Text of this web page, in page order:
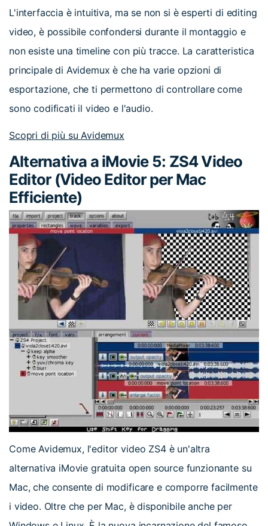
L'interfaccia è intuitiva, ma se non si è esperti di editing
video, è possibile confondersi durante il montaggio e
non esiste una timeline con più tracce. La caratteristica
principale di Avidemux è che ha varie opzioni di
esportazione, che ti permettono di controllare come
sono codificati il video e l'audio.
Scopri di più su Avidemux
Alternativa a iMovie 5: ZS4 Video
Editor (Video Editor per Mac
Efficiente)
Come Avidemux, l'editor video ZS4 è un'altra
alternativa iMovie gratuita open source funzionante su
Mac, che consente di modificare e comporre facilmente
i video. Oltre che per Mac, è disponibile anche per